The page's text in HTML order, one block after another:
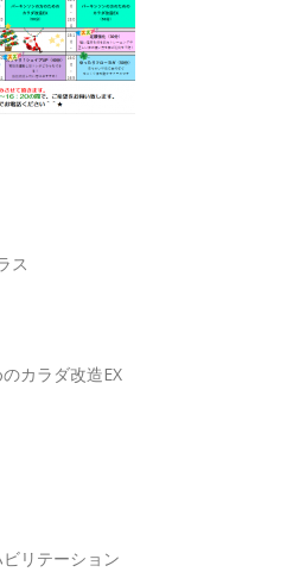
画DVD
セス・お問合せ
認知症予防・脳トレ関連記事
ス
カラダ改造EX
リテーション